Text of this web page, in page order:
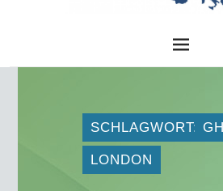
SCHLAGWORT: GHI
LONDON